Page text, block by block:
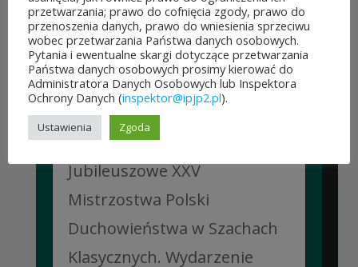
JUBILEUSZOWE XXV MISTRZOSTWA POLSKI
DUCHOWIEŃSTWA W SZACHACH
KLASYCZNYCH.
10 lipca&7b19p;2026
W dniach 6–10 lipca 2026 r. w
Collegium Marianum w
Pelplinie odbyły się
Jubileuszowe XXV
Mistrzostwa Polski
Duchowieństwa w Szachach
Klasycznych. Wydarzenie
przetwarzania; prawo do cofnięcia zgody, prawo do
przenoszenia danych, prawo do wniesienia sprzeciwu
wobec przetwarzania Państwa danych osobowych.
Pytania i ewentualne skargi dotyczące przetwarzania
Państwa danych osobowych prosimy kierować do
Administratora Danych Osobowych lub Inspektora
Ochrony Danych (inspektor@ipjp2.pl).
Ustawienia Zgoda